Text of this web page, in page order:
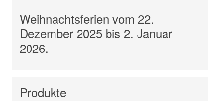
Weihnachtsferien vom 22.
Dezember 2025 bis 2. Januar
2026.
Produkte